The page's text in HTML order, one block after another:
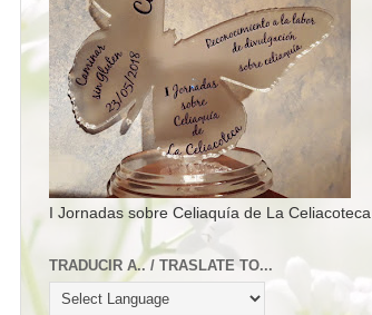
I Jornadas sobre Celiaquía de La Celiacoteca
TRADUCIR A.. / TRASLATE TO...